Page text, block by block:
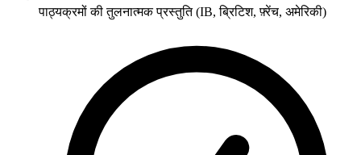
पाठ्यक्रमों की तुलनात्मक प्रस्तुति (IB, ब्रिटिश, फ़्रेंच, अमेरिकी)